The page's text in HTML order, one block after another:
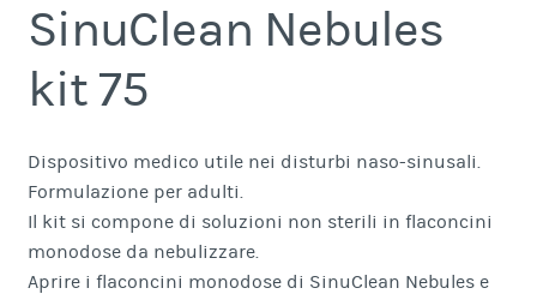
SinuClean Nebules
kit 75
Dispositivo medico utile nei disturbi naso-sinusali.
Formulazione per adulti.
Il kit si compone di soluzioni non sterili in flaconcini
monodose da nebulizzare.
Aprire i flaconcini monodose di SinuClean Nebules e